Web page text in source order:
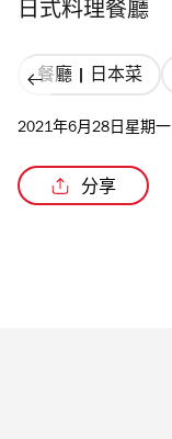
日式料理餐廳
餐廳 | 日本菜
2021年6月28日星期一
分享